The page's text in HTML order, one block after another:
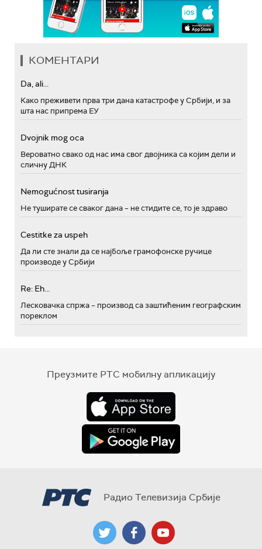
КОМЕНТАРИ
Da, ali...
Како преживети прва три дана катастрофе у Србији, и за
шта нас припрема ЕУ
Dvojnik mog oca
Вероватно свако од нас има свог двојника са којим дели и
сличну ДНК
Nemogućnost tusiranja
Не туширате се сваког дана – не стидите се, то је здраво
Cestitke za uspeh
Да ли сте знали да се најбоље грамофонске ручице
производе у Србији
Re: Eh...
Лесковачка спржа – производ са заштићеним географским
пореклом
Преузмите РТС мобилну апликацију
Радио Телевизија Србије